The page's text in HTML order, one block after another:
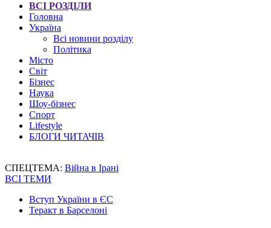
ВСІ РОЗДІЛИ
Головна
Україна
Всі новини розділу
Політика
Місто
Світ
Бізнес
Наука
Шоу-бізнес
Спорт
Lifestyle
БЛОГИ ЧИТАЧІВ
СПЕЦТЕМА: Війна в Ірані
ВСІ ТЕМИ
Вступ України в ЄС
Теракт в Барселоні